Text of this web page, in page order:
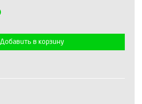
Добавить в корзину